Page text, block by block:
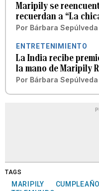
Maripily se
recuerdan a “La
Por Bárbara
ENTRETENIMIENTO
La India recibe
la mano de Maripily
Por Bárbara
TAGS
MARIPILY